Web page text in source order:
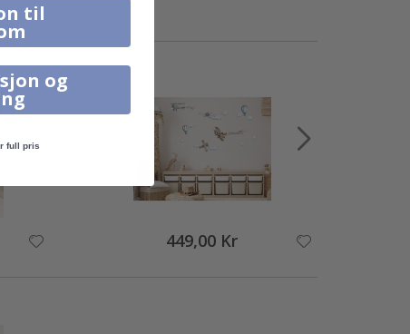
449,00 Kr
til
og
full pris